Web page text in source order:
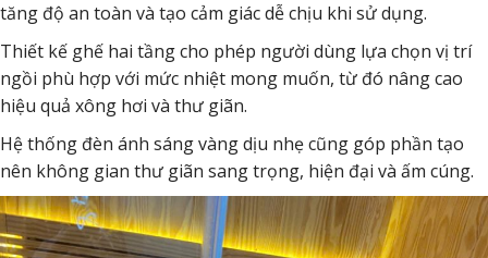
tăng độ an toàn và tạo cảm giác dễ chịu khi sử dụng.
Thiết kế ghế hai tầng cho phép người dùng lựa chọn vị trí
ngồi phù hợp với mức nhiệt mong muốn, từ đó nâng cao
hiệu quả xông hơi và thư giãn.
Hệ thống đèn ánh sáng vàng dịu nhẹ cũng góp phần tạo
nên không gian thư giãn sang trọng, hiện đại và ấm cúng.